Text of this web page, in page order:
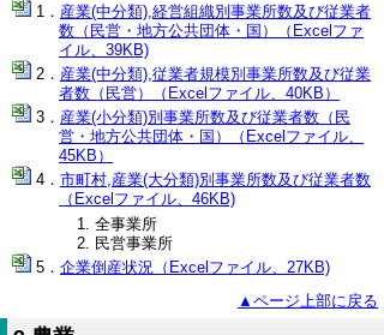
産業(中分類),経営組織別事業所数及び従業者
数（民営・地方公共団体・国）（Excelファ
イル、39KB)
産業(中分類),従業者規模別事業所数及び従業
者数（民営）（Excelファイル、40KB）
産業(小分類)別事業所数及び従業者数（民
営・地方公共団体・国）（Excelファイル、
45KB）
市町村,産業(大分類)別事業所数及び従業者数
（Excelファイル、46KB)
全事業所
民営事業所
企業倒産状況（Excelファイル、27KB)
▲ページ上部に戻る